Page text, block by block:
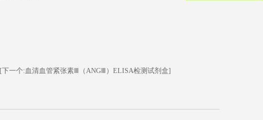
[下一个:血清血管紧张素Ⅲ（ANGⅢ）ELISA检测试剂盒]